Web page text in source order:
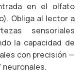
en el olfato
Obliga al lector a
sensoriales
la capacidad de
con precisión —
neuronales.